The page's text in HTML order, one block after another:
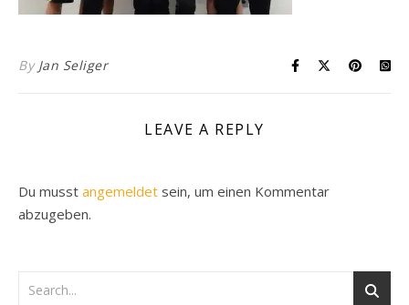
By Jan Seliger
LEAVE A REPLY
Du musst angemeldet sein, um einen Kommentar
abzugeben.